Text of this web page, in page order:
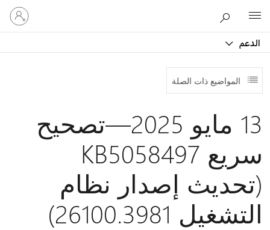
الدعم
تسجيل
الدخول
إلى
المواضيع ذات الصلة
13 مايو 2025—تصحيح
سريع KB5058497
(تحديث إصدار نظام
التشغيل 26100.3981)